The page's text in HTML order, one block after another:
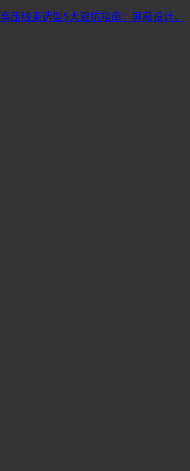
高压线束选型5大避坑指南：屏蔽设计、